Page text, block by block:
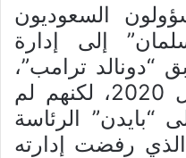
السعوديون
إلى إدارة
“دونالد ترامب”،
في أكتوبر/تشرين الأول 2020، لكنهم لم
“بايدن” الرئاسة
رفضت إدارته